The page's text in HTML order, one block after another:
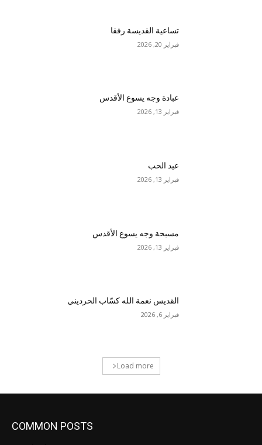
تساعية القديسة رفقا
فبراير 20, 2026
عبادة وجه يسوع الأقدس
فبراير 13, 2026
عيد الحب
فبراير 13, 2026
مسبحة وجه يسوع الأقدس
فبراير 13, 2026
القديس نعمة الله كسّاب الحرديني
فبراير 6, 2026
Load more
COMMON POSTS